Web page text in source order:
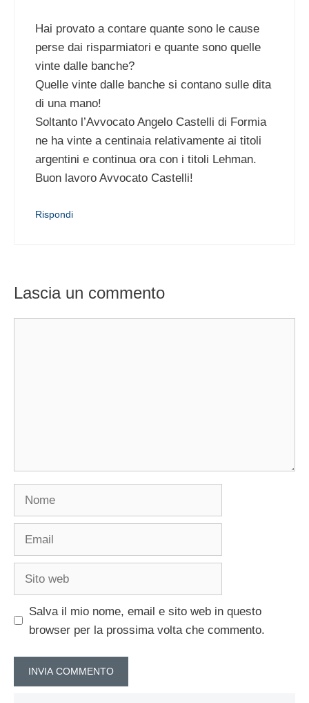
Hai provato a contare quante sono le cause
perse dai risparmiatori e quante sono quelle
vinte dalle banche?
Quelle vinte dalle banche si contano sulle dita
di una mano!
Soltanto l’Avvocato Angelo Castelli di Formia
ne ha vinte a centinaia relativamente ai titoli
argentini e continua ora con i titoli Lehman.
Buon lavoro Avvocato Castelli!
Rispondi
Lascia un commento
Nome
Email
Sito
Salva il mio nome, email e sito web in questo
browser per la prossima volta che commento.